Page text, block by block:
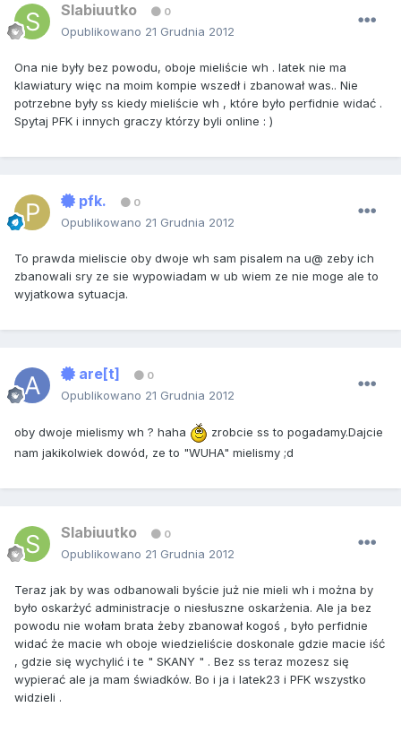
Slabiuutko 0
Opublikowano 21 Grudnia 2012
Ona nie były bez powodu, oboje mieliście wh . latek nie ma
klawiatury więc na moim kompie wszedł i zbanował was.. Nie
potrzebne były ss kiedy mieliście wh , które było perfidnie widać .
Spytaj PFK i innych graczy którzy byli online : )
pfk. 0
Opublikowano 21 Grudnia 2012
To prawda mieliscie oby dwoje wh sam pisalem na u@ zeby ich
zbanowali sry ze sie wypowiadam w ub wiem ze nie moge ale to
wyjatkowa sytuacja.
are[t] 0
Opublikowano 21 Grudnia 2012
oby dwoje mielismy wh ? haha
zrobcie ss to pogadamy.Dajcie
nam jakikolwiek dowód, ze to "WUHA" mielismy ;d
Slabiuutko 0
Opublikowano 21 Grudnia 2012
Teraz jak by was odbanowali byście już nie mieli wh i można by
było oskarżyć administracje o niesłuszne oskarżenia. Ale ja bez
powodu nie wołam brata żeby zbanował kogoś , było perfidnie
widać że macie wh oboje wiedzieliście doskonale gdzie macie iść
, gdzie się wychylić i te " SKANY " . Bez ss teraz mozesz się
wypierać ale ja mam świadków. Bo i ja i latek23 i PFK wszystko
widzieli .